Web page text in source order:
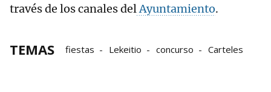
través de los canales delAyuntamiento.
TEMAS fiestas Lekeitio concurso Carteles